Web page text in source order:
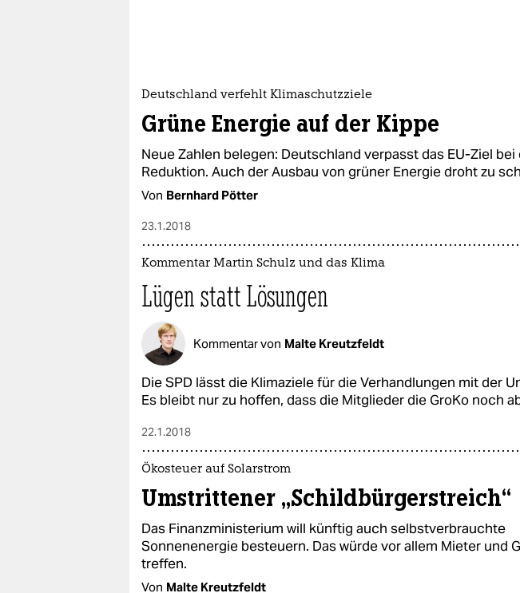
Deutschland verfehlt Klimaschutzziele
Grüne Energie auf der Kippe
Neue Zahlen belegen: Deutschland verpasst das EU-Ziel bei
Reduktion. Auch der Ausbau von grüner Energie droht zu
Von Bernhard Pötter
23.1.2018
Kommentar Martin Schulz und das Klima
Lügen statt Lösungen
Kommentar von Malte Kreutzfeldt
Die SPD lässt die Klimaziele für die Verhandlungen mit der
Es bleibt nur zu hoffen, dass die Mitglieder die GroKo noch
22.1.2018
Ökosteuer auf Solarstrom
Umstrittener „Schildbürgerstreich“
Das Finanzministerium will künftig auch selbstverbrauchte
Sonnenenergie besteuern. Das würde vor allem Mieter und
treffen.
Von Malte Kreutzfeldt